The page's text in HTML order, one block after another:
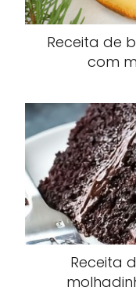
Receita de
com
Receita